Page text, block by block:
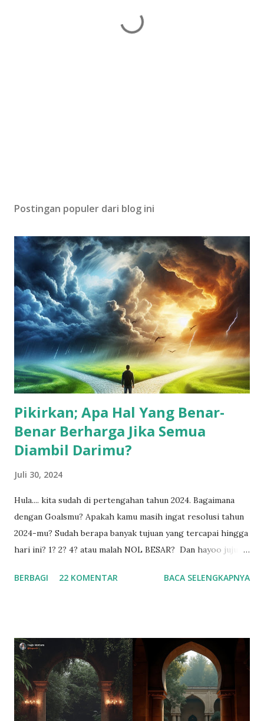
Postingan populer dari blog ini
Pikirkan; Apa Hal Yang Benar-
Benar Berharga Jika Semua
Diambil Darimu?
Juli 30, 2024
Hula.... kita sudah di pertengahan tahun 2024. Bagaimana
dengan Goalsmu? Apakah kamu masih ingat resolusi tahun
2024-mu? Sudah berapa banyak tujuan yang tercapai hingga
hari ini? 1? 2? 4? atau malah NOL BESAR? Dan hayoo jujur,
2024 yang udah kamu susun di awal tahun kemarin?
kamu gagal mencapai tujuanmu, kamu tidak sendirian, ada
92% lainnya bersamamu. Jangan sedih. LOL. JADI INI
CERITA TENTANG... Pengalamanku yang gagal menentukan
apa yang benar-benar penting untuk hidup. Sebelum
menuliskan reolusi tahun ini, aku udah baca buku dan
BERBAGI 22 KOMENTAR BACA SELENGKAPNYA